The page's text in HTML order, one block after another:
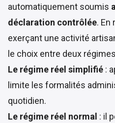
automatiquement soumis
déclaration contrôlée. En
exerçant une activité
le choix entre deux
Le régime réel simplifié :
limite les formalités
quotidien.
Le régime réel normal : il